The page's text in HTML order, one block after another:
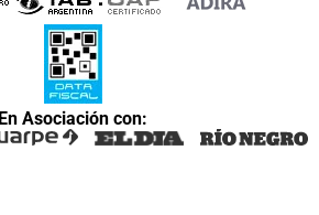
En Asociación con: